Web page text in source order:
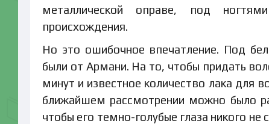
металлической оправе, под
происхождения.
Но это ошибочное впечатление. Под
были от Армани. На то, чтобы придать
минут и известное количество лака для
ближайшем рассмотрении можно было
чтобы его темно-голубые глаза никого